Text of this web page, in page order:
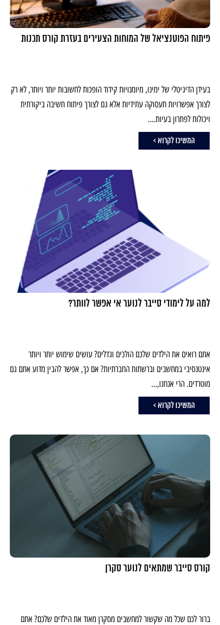
פיתוח הפוטנציאל של המוחות הצעירים בעזרת קורס תכנות
בעידן הדיגיטלי של ימינו, מיומנויות קידוד הופכות לחשובות יותר ויותר, לא רק
לצורך אפשרויות תעסוקה עתידיות אלא גם לצורך פיתוח חשיבה ביקורתית
ויכולות לפתרון בעיות....
המשיכו לקרוא >
למה על לימודי סייבר לנוער אי אפשר לוותר?
אתם רואים את הילדים שלכם הולכים וגדלים? עושים שימוש יותר ויותר
אינטנסיבי במחשבים וברשתות החברתיות? אם כך, אפשר להבין מדוע אתם גם
מוטרדים. הרי אנחנו,...
המשיכו לקרוא >
קורס סייבר שמתאים לנוער סקרן
ברור לכם שכל מה שקשור למחשבים מסקרן מאוד את הילדים שלכם? אתם